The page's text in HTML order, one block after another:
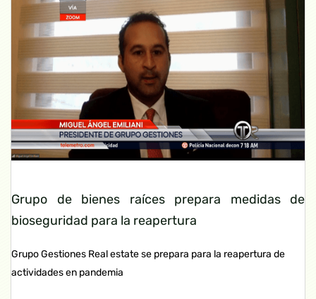
Grupo de bienes raíces prepara medidas de
bioseguridad para la reapertura
Grupo Gestiones Real estate se prepara para la reapertura de
actividades en pandemia